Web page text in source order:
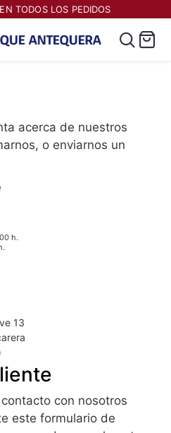
TODOS LOS PEDIDOS
acerca de nuestros
o enviarnos un
h.
13
con nosotros
este formulario de